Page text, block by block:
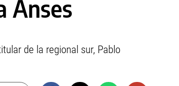
Anses
de la regional sur, Pablo